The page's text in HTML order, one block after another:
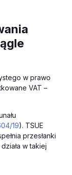
w prawo
VAT –
19). TSUE
przesłanki
w takiej